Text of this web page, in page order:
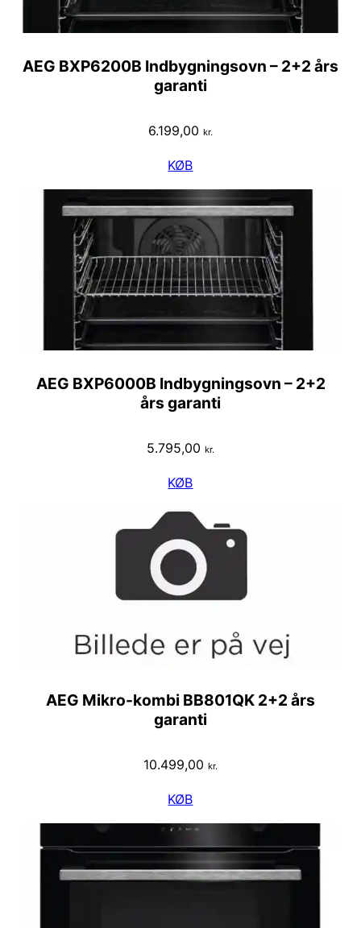
AEG BXP6200B Indbygningsovn – 2+2 års
garanti
6.199,00 kr.
KØB
AEG BXP6000B Indbygningsovn – 2+2
års garanti
5.795,00 kr.
KØB
AEG Mikro-kombi BB801QK 2+2 års
garanti
10.499,00 kr.
KØB